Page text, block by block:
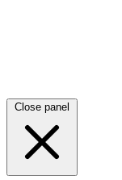
Close panel